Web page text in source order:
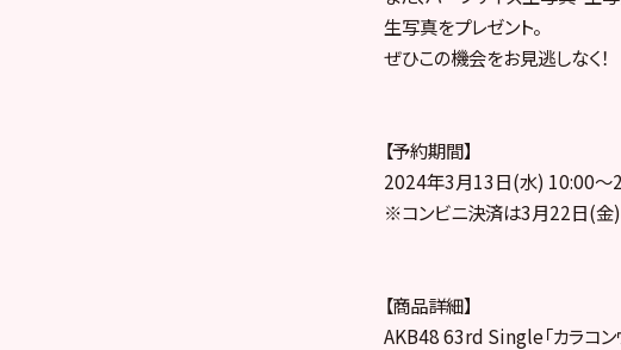
生写真をプレゼント。
ぜひこの機会をお見逃しなく！
【予約期間】
2024年3月13日(水) 10:00
※コンビニ決済は3月22日(金
【商品詳細】
AKB48 63rd Single「カラコ